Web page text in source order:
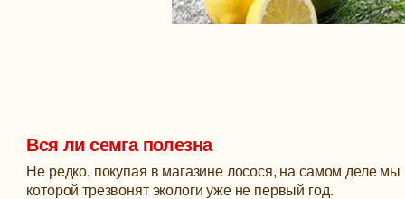
Вся ли семга полезна
Не редко, покупая в магазине лосося, на самом деле
которой трезвонят экологи уже не первый год.